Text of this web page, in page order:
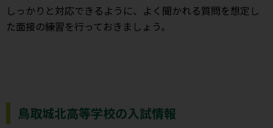
しっかりと対応できるように、よく聞かれる質問を想定し
た面接の練習を行っておきましょう。
鳥取城北高等学校の入試情報